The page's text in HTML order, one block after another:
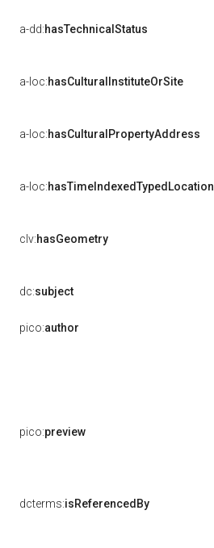
a-dd:hasTechnicalStatus
a-loc:hasCulturalInstituteOrSite
a-loc:hasCulturalPropertyAddress
a-loc:hasTimeIndexedTypedLocation
clv:hasGeometry
dc:subject
pico:author
pico:preview
dcterms:isReferencedBy